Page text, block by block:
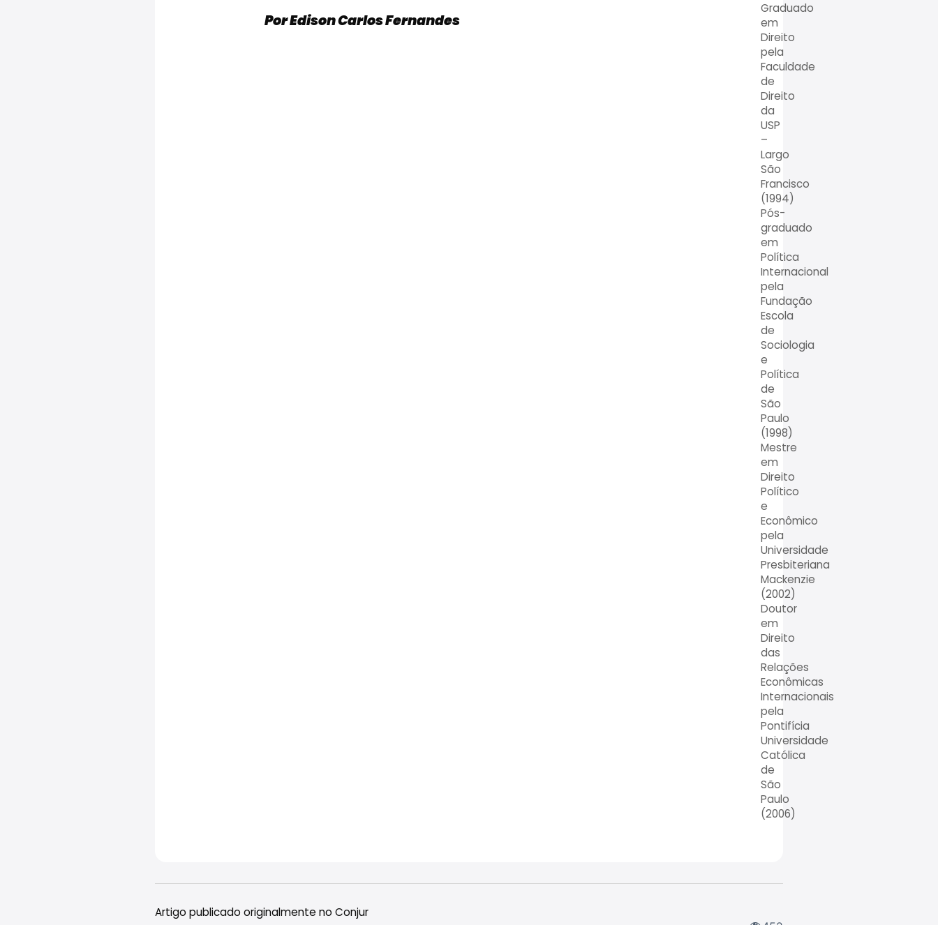
Por Edison Carlos Fernandes
Graduado
em
Direito
pela
Faculdade
de
Direito
da
USP
–
Largo
São
Francisco
(1994)
Pós-
graduado
em
Política
Internacional
pela
Fundação
Escola
de
Sociologia
e
Política
de
São
Paulo
(1998)
Mestre
em
Direito
Político
e
Econômico
pela
Universidade
Presbiteriana
Mackenzie
(2002)
Doutor
em
Direito
das
Relações
Econômicas
Internacionais
pela
Pontifícia
Universidade
Católica
de
São
Paulo
(2006)
Artigo publicado originalmente no Conjur